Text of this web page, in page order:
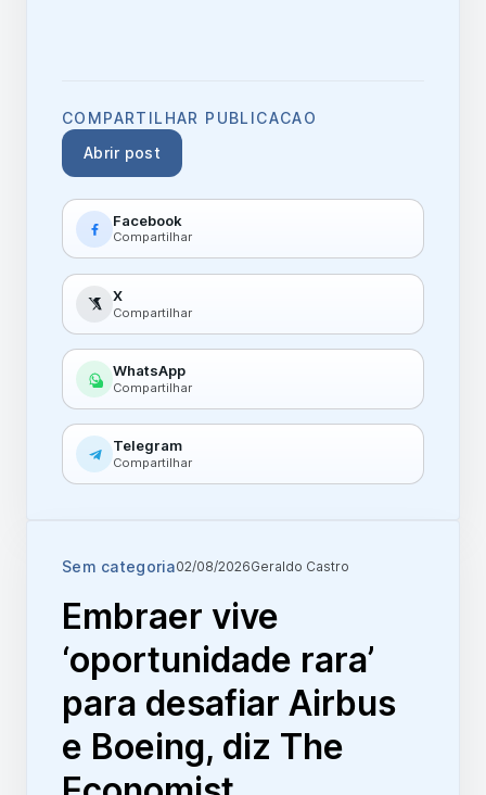
COMPARTILHAR PUBLICACAO
Abrir post
Facebook
Compartilhar
X
Compartilhar
WhatsApp
Compartilhar
Telegram
Compartilhar
Sem categoria02/08/2026Geraldo Castro
Embraer vive
‘oportunidade rara’
para desafiar Airbus
e Boeing, diz The